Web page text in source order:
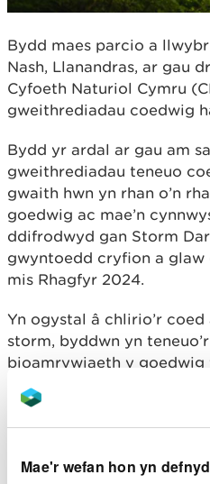
Mae'r wefan hon yn
Bydd maes parcio a
Nash, Llanandras, ar gau
Cyfoeth Naturiol Cymru
gweithrediadau coedwig
Bydd yr ardal ar gau am
gweithrediadau teneuo
gwaith hwn yn rhan o’n
goedwig ac mae’n
ddifrodwyd gan Storm
gwyntoedd cryfion a
mis Rhagfyr 2024.
Yn ogystal â chlirio’r
storm, byddwn yn
bioamrywiaeth y goedwig
Mae’r gweithrediadau
diogelwch, gwydnwch a